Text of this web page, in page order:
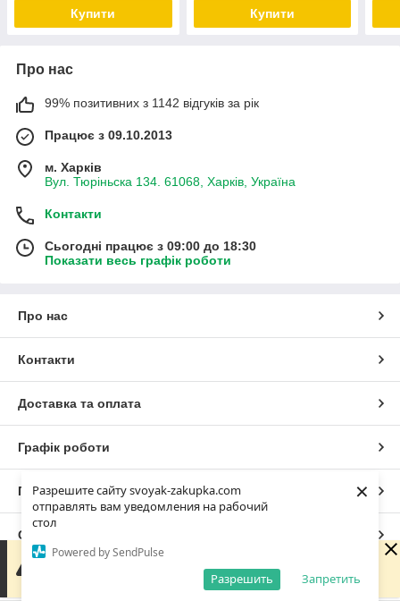
Разрешите сайту svoyak-zakupka.com
отправлять вам уведомления на рабочий
стол
Powered by SendPulse
Запретить
Разрешить
×
Купити Купити
Про нас
99% позитивних з 1142 відгуків за рік
Працює з 09.10.2013
м. Харків
Вул. Тюріньска 134. 61068, Харків, Україна
Контакти
Сьогодні працює з 09:00 до 18:30
Показати весь графік роботи
Про нас
Контакти
Доставка та оплата
Графік роботи
Повна версія сайту
Сайт створено на маркетплейсі
Політика конфіденційності
Зараз у компанії неробочий час. Замовлення та
повідомлення будуть оброблені з 09:00 найближчого